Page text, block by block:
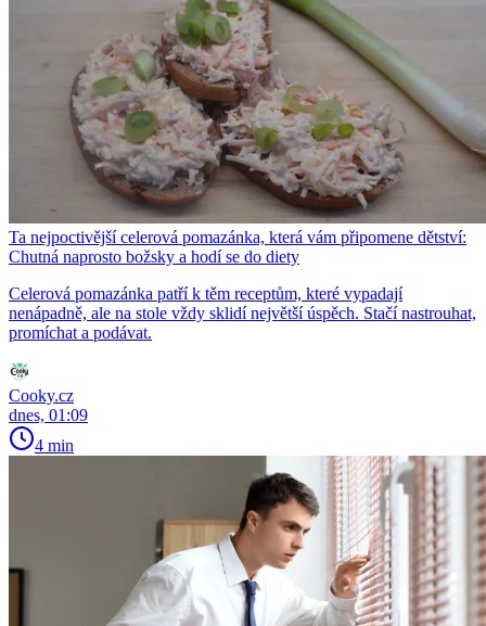
Ta nejpoctivější celerová pomazánka, která vám připomene dětství:
Chutná naprosto božsky a hodí se do diety
Celerová pomazánka patří k těm receptům, které vypadají
nenápadně, ale na stole vždy sklidí největší úspěch. Stačí nastrouhat,
promíchat a podávat.
Cooky.cz
dnes, 01:09
4 min